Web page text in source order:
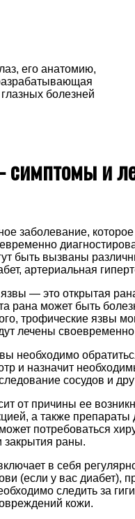
его анатомию,
болезней
симптомы и
заболевание,
быть вызваны
артериальная
— это открытая
рана может быть
трофические язвы
лечены
необходимо
и назначит
сосудов и
от причины ее
а также
потребоваться
закрытия раны.
в себя
(если у вас диабет),
следить за
кожи.